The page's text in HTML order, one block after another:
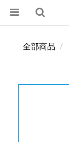
全部商品